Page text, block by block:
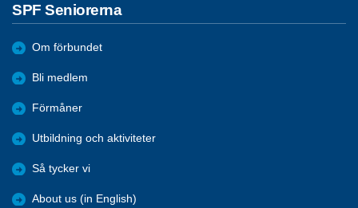
SPF Seniorerna
Om förbundet
Bli medlem
Förmåner
Utbildning och aktiviteter
Så tycker vi
About us (in English)